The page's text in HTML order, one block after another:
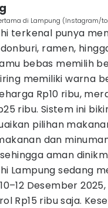
di Lampung (Instagram/
terkenal punya
ramen,
bebas memilih
memiliki warna
Rp10 ribu,
ribu. Sistem ini
pilihan
dan
aman
Lampung sedang
Desember
Rp15 ribu saja.